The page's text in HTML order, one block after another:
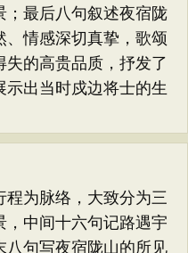
；最后八句叙述夜宿陇
、情感深切真挚，歌颂
的高贵品质，抒发了
出当时戍边将士的生
为脉络，大致分为三
，中间十六句记路遇宇
八句写夜宿陇山的所见